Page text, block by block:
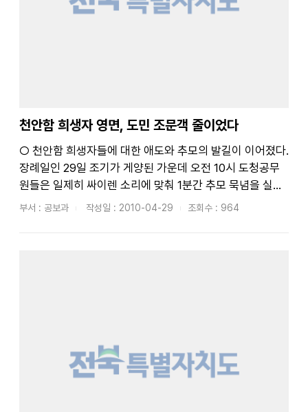
천안함 희생자 영면, 도민 조문객 줄이었다
○ 천안함 희생자들에 대한 애도와 추모의 발길이 이어졌다.
장례일인 29일 조기가 게양된 가운데 오전 10시 도청공무
원들은 일제히 싸이렌 소리에 맞춰 1분간 추모 묵념을 실시
하였으며, 도청 대강당 1층에 마련된 분향소에서는 오전 9
부서 : 공보과 작성일 : 2010-04-29 조회수 : 964